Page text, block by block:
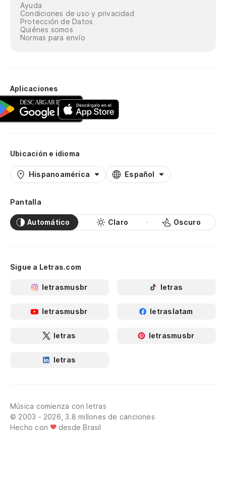
Ayuda
Condiciones de uso y privacidad
Protección de Datos
Quiénes somos
Normas para envío
Aplicaciones
Ubicación e idioma
Hispanoamérica Español
Pantalla
Automático Claro Oscuro
Sigue a Letras.com
letrasmusbr letras
letrasmusbr letraslatam
letras letrasmusbr
letras
Música comienza con letras
© 2003 - 2026, 3.8 millones de canciones
Hecho con
desde Brasil